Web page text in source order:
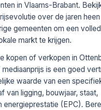
in Vlaams-Brabant.
over de jaren
gemeenten om een
markt te krijgen.
kopen of verkopen in
is een goed
waarde van een
van ligging, bouwjaar, staat,
energieprestatie (EPC).